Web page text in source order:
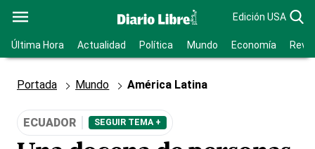
Edición USA
Última Hora Actualidad Política Mundo Economía
Portada Mundo América Latina
ECUADOR SEGUIR TEMA +